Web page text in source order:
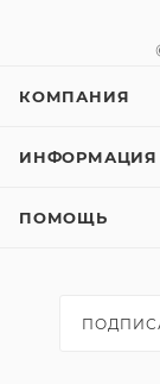
КОМПАНИЯ
ИНФОРМАЦИЯ
ПОМОЩЬ